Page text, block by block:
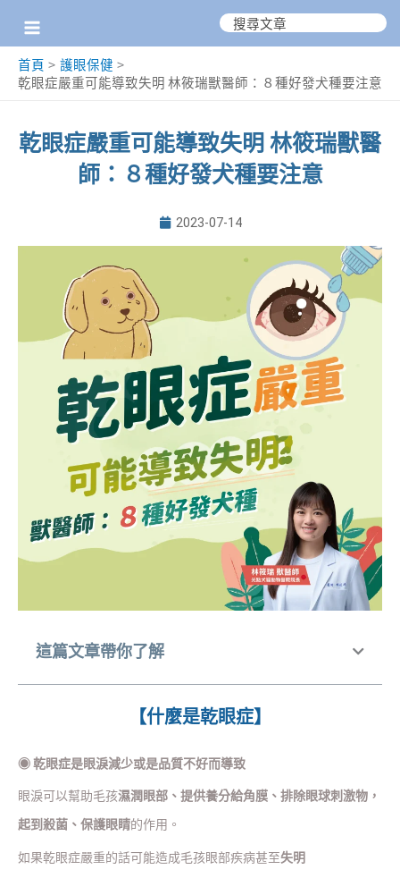
搜
首頁
護眼保健
乾眼症嚴重可能導致失明 林筱瑞獸醫師：８種好發犬種要注意
乾眼症嚴重可能導致失明 林筱瑞獸醫
師：８種好發犬種要注意
2023-07-14
這篇文章帶你了解
【什麼是乾眼症】
◉乾眼症是眼淚減少或是品質不好而導致
眼淚可以幫助毛孩濕潤眼部、提供養分給角膜、排除眼球刺激物，
起到殺菌、保護眼睛的作用。
如果乾眼症嚴重的話可能造成毛孩眼部疾病甚至失明